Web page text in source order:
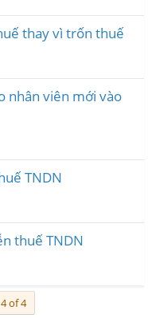
thay vì trốn thuế
nhân viên mới vào
TNDN
thuế TNDN
4 of 4